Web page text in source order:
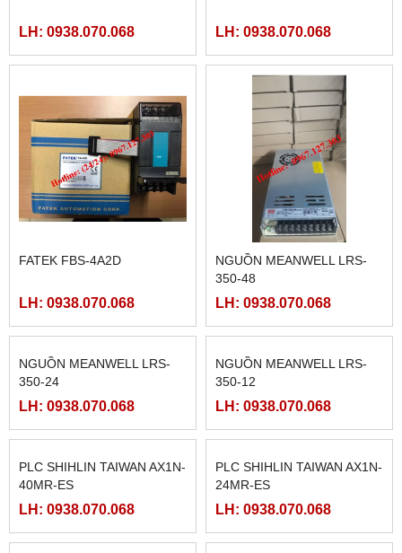
FATEK FBS-2DA
LH: 0938.070.068
FATEK FBS-4DA
LH: 0938.070.068
FATEK FBS-4A2D
LH: 0938.070.068
NGUỒN MEANWELL LRS-
LH: 0938.070.068